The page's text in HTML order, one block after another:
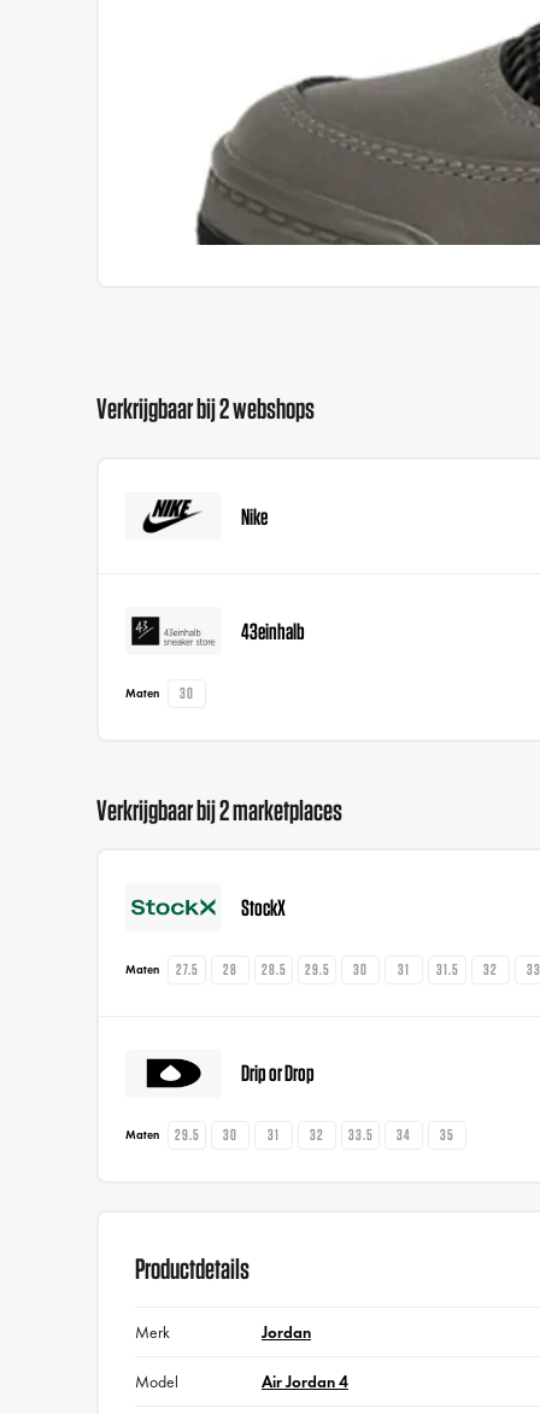
Verkrijgbaar bij 2 webshops
Nike
43einhalb
Maten 30
Verkrijgbaar bij 2 marketplaces
StockX
Maten 27.5 28 28.5 29.5 30 31 31.5 32 33
Drip or Drop
Maten 29.5 30 31 32 33.5 34 35
Productdetails
Merk Jordan
Model Air Jordan 4